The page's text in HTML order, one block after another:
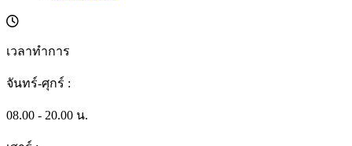
เวลาทำการ
จันทร์-ศุกร์ :
08.00 - 20.00 น.